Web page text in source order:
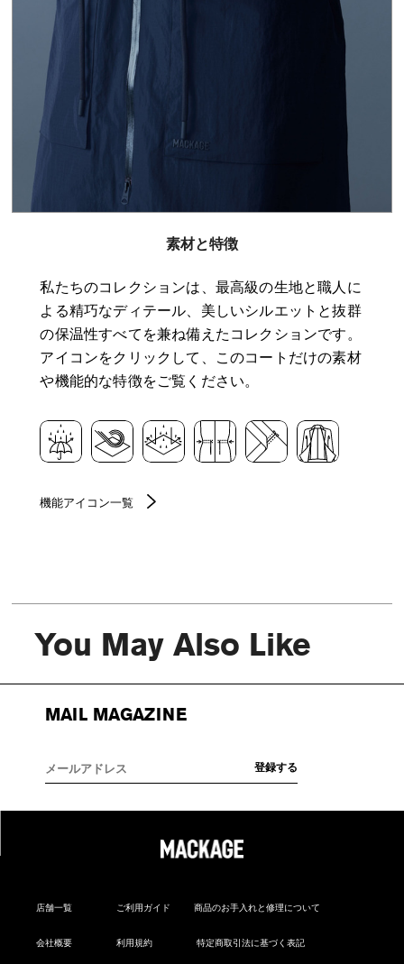
素材と特徴
私たちのコレクションは、最高級の生地と職人に
よる精巧なディテール、美しいシルエットと抜群
の保温性すべてを兼ね備えたコレクションです。
アイコンをクリックして、このコートだけの素材
や機能的な特徴をご覧ください。
機能アイコン一覧
You May Also Like
MAIL MAGAZINE
店舗一覧 ご利用ガイド 商品のお手入れと修理について
会社概要 利用規約 特定商取引法に基づく表記